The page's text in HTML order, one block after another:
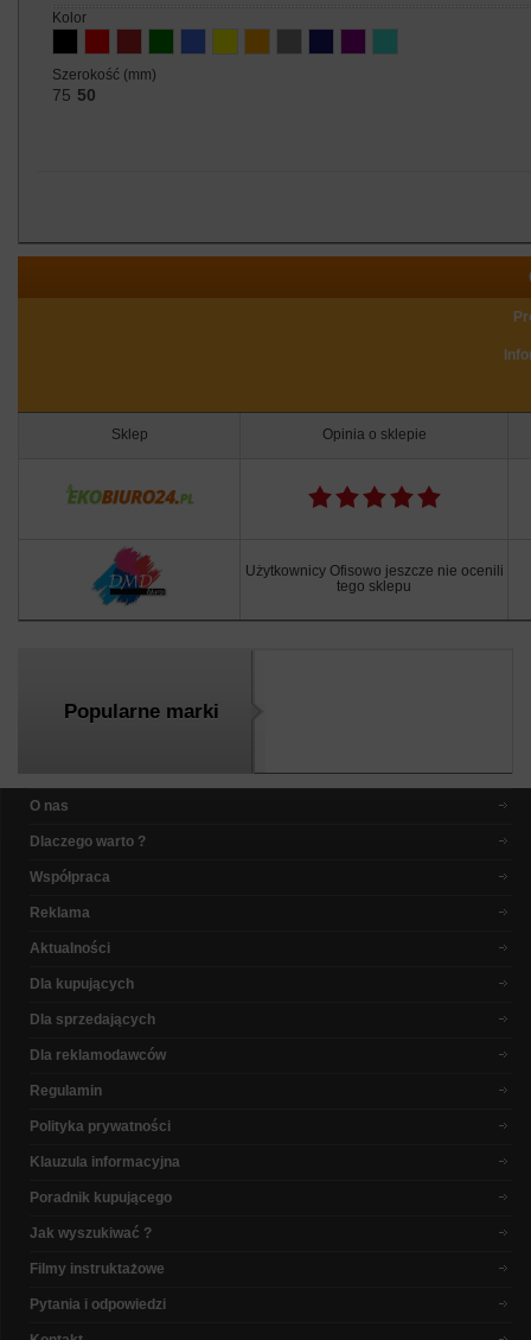
kolor
szerokość (mm)
75 50
Sklep Opinia o sklepie
Użytkownicy Ofisowo jeszcze nie ocenili
tego sklepu
Popularne marki
O nas
Dlaczego warto ?
Współpraca
Reklama
Aktualności
Dla kupujących
Dla sprzedających
Dla reklamodawców
Regulamin
Polityka prywatności
Klauzula informacyjna
Poradnik kupującego
Jak wyszukiwać ?
Filmy instruktażowe
Pytania i odpowiedzi